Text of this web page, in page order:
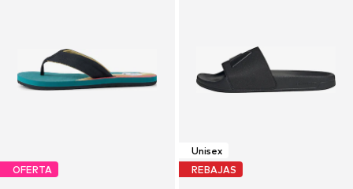
OFERTA
Unisex
REBAJAS